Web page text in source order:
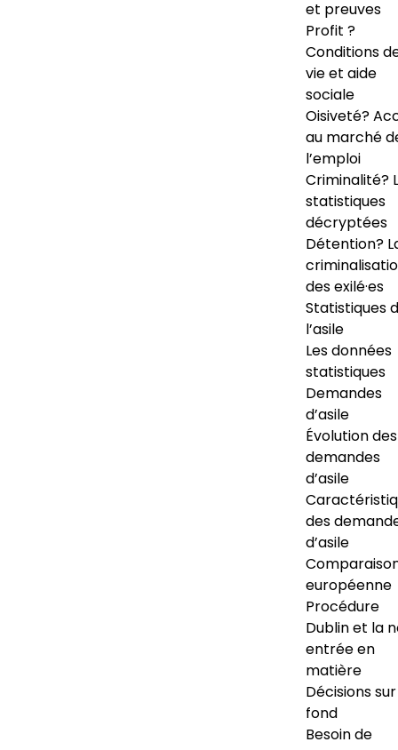
et preuves
Profit ?
Conditions
vie et aide
sociale
Oisiveté?
au marché
l’emploi
Criminalité?
statistiques
décryptées
Détention?
des exilé·es
Statistiques
l’asile
Les données
statistiques
Demandes
d’asile
Évolution des
demandes
d’asile
des
d’asile
européenne
Procédure
Dublin et la
entrée en
matière
Décisions
fond
Besoin de